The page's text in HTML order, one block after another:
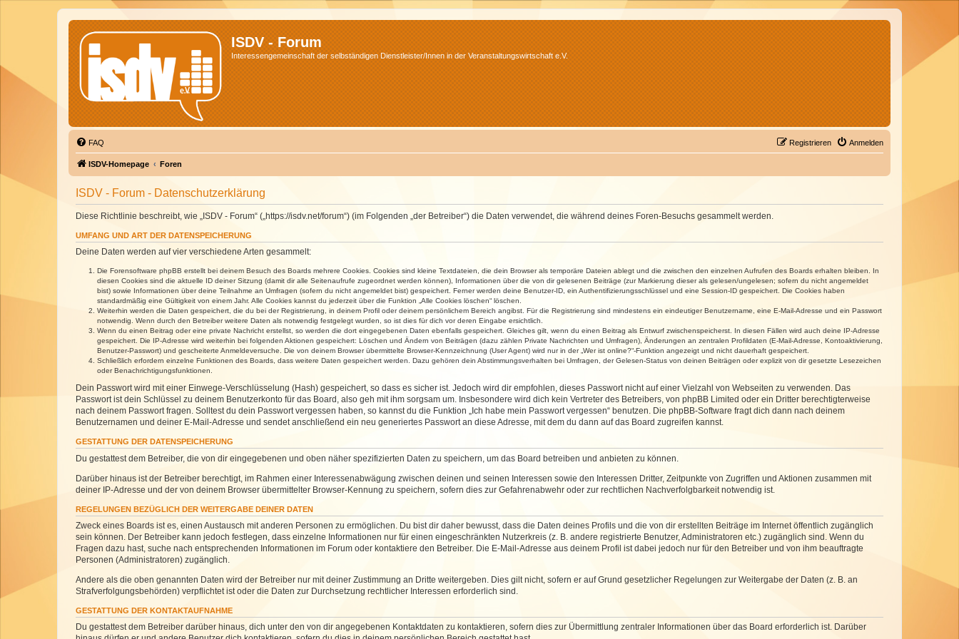
ISDV - Forum
Interessengemeinschaft der selbständigen Dienstleister/Innen in der Veranstaltungswirtschaft e.V.
FAQ Anmelden
Registrieren
ISDV-Homepage Foren
ISDV - Forum - Datenschutzerklärung
Diese Richtlinie beschreibt, wie „ISDV - Forum“ („https://isdv.net/forum“) (im Folgenden „der Betreiber“) die Daten verwendet, die während deines Foren-Besuchs gesammelt werden.
UMFANG UND ART DER DATENSPEICHERUNG
Deine Daten werden auf vier verschiedene Arten gesammelt:
Die Forensoftware phpBB erstellt bei deinem Besuch des Boards mehrere Cookies. Cookies sind kleine Textdateien, die dein Browser als temporäre Dateien ablegt und die zwischen den einzelnen Aufrufen des Boards erhalten bleiben. In
diesen Cookies sind die aktuelle ID deiner Sitzung (damit dir alle Seitenaufrufe zugeordnet werden können), Informationen über die von dir gelesenen Beiträge (zur Markierung dieser als gelesen/ungelesen; sofern du nicht angemeldet
bist) sowie Informationen über deine Teilnahme an Umfragen (sofern du nicht angemeldet bist) gespeichert. Ferner werden deine Benutzer-ID, ein Authentifizierungsschlüssel und eine Session-ID gespeichert. Die Cookies haben
standardmäßig eine Gültigkeit von einem Jahr. Alle Cookies kannst du jederzeit über die Funktion „Alle Cookies löschen“ löschen.
Weiterhin werden die Daten gespeichert, die du bei der Registrierung, in deinem Profil oder deinem persönlichem Bereich angibst. Für die Registrierung sind mindestens ein eindeutiger Benutzername, eine E-Mail-Adresse und ein Passwort
notwendig. Wenn durch den Betreiber weitere Daten als notwendig festgelegt wurden, so ist dies für dich vor deren Eingabe ersichtlich.
Wenn du einen Beitrag oder eine private Nachricht erstellst, so werden die dort eingegebenen Daten ebenfalls gespeichert. Gleiches gilt, wenn du einen Beitrag als Entwurf zwischenspeicherst. In diesen Fällen wird auch deine IP-Adresse
gespeichert. Die IP-Adresse wird weiterhin bei folgenden Aktionen gespeichert: Löschen und Ändern von Beiträgen (dazu zählen Private Nachrichten und Umfragen), Änderungen an zentralen Profildaten (E-Mail-Adresse, Kontoaktivierung,
Benutzer-Passwort) und gescheiterte Anmeldeversuche. Die von deinem Browser übermittelte Browser-Kennzeichnung (User Agent) wird nur in der „Wer ist online?“-Funktion angezeigt und nicht dauerhaft gespeichert.
Schließlich erfordern einzelne Funktionen des Boards, dass weitere Daten gespeichert werden. Dazu gehören dein Abstimmungsverhalten bei Umfragen, der Gelesen-Status von deinen Beiträgen oder explizit von dir gesetzte Lesezeichen
oder Benachrichtigungsfunktionen.
Dein Passwort wird mit einer Einwege-Verschlüsselung (Hash) gespeichert, so dass es sicher ist. Jedoch wird dir empfohlen, dieses Passwort nicht auf einer Vielzahl von Webseiten zu verwenden. Das
Passwort ist dein Schlüssel zu deinem Benutzerkonto für das Board, also geh mit ihm sorgsam um. Insbesondere wird dich kein Vertreter des Betreibers, von phpBB Limited oder ein Dritter berechtigterweise
nach deinem Passwort fragen. Solltest du dein Passwort vergessen haben, so kannst du die Funktion „Ich habe mein Passwort vergessen“ benutzen. Die phpBB-Software fragt dich dann nach deinem
Benutzernamen und deiner E-Mail-Adresse und sendet anschließend ein neu generiertes Passwort an diese Adresse, mit dem du dann auf das Board zugreifen kannst.
GESTATTUNG DER DATENSPEICHERUNG
Du gestattest dem Betreiber, die von dir eingegebenen und oben näher spezifizierten Daten zu speichern, um das Board betreiben und anbieten zu können.
Darüber hinaus ist der Betreiber berechtigt, im Rahmen einer Interessenabwägung zwischen deinen und seinen Interessen sowie den Interessen Dritter, Zeitpunkte von Zugriffen und Aktionen zusammen mit
deiner IP-Adresse und der von deinem Browser übermittelter Browser-Kennung zu speichern, sofern dies zur Gefahrenabwehr oder zur rechtlichen Nachverfolgbarkeit notwendig ist.
REGELUNGEN BEZÜGLICH DER WEITERGABE DEINER DATEN
Zweck eines Boards ist es, einen Austausch mit anderen Personen zu ermöglichen. Du bist dir daher bewusst, dass die Daten deines Profils und die von dir erstellten Beiträge im Internet öffentlich zugänglich
sein können. Der Betreiber kann jedoch festlegen, dass einzelne Informationen nur für einen eingeschränkten Nutzerkreis (z. B. andere registrierte Benutzer, Administratoren etc.) zugänglich sind. Wenn du
Fragen dazu hast, suche nach entsprechenden Informationen im Forum oder kontaktiere den Betreiber. Die E-Mail-Adresse aus deinem Profil ist dabei jedoch nur für den Betreiber und von ihm beauftragte
Personen (Administratoren) zugänglich.
Andere als die oben genannten Daten wird der Betreiber nur mit deiner Zustimmung an Dritte weitergeben. Dies gilt nicht, sofern er auf Grund gesetzlicher Regelungen zur Weitergabe der Daten (z. B. an
Strafverfolgungsbehörden) verpflichtet ist oder die Daten zur Durchsetzung rechtlicher Interessen erforderlich sind.
GESTATTUNG DER KONTAKTAUFNAHME
Du gestattest dem Betreiber darüber hinaus, dich unter den von dir angegebenen Kontaktdaten zu kontaktieren, sofern dies zur Übermittlung zentraler Informationen über das Board erforderlich ist. Darüber